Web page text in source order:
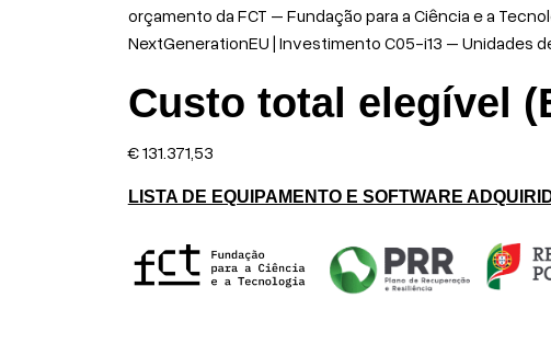
orçamento da FCT – Fundação para a Ciência e a
NextGenerationEU | Investimento C05-i13 – Unidades
Custo total elegível
€ 131.371,53
LISTA DE EQUIPAMENTO E SOFTWARE